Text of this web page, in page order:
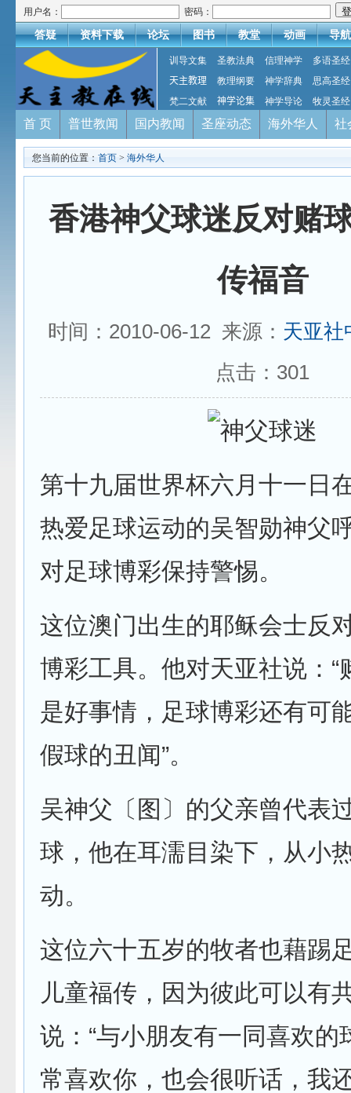
用户名： 密码：
答疑 资料下载 论坛 图书 教堂 动画 导航
训导文集 圣教法典 信理神学
多语圣经
天主教理
教理纲要 神学辞典
思高圣经
梵二文献
神学论集 神学导论 牧灵圣经
首 页 普世教闻 国内教闻 圣座动态 海外华人 社
您当前的位置： 首页 > 海外华人
香港神父球迷反对赌
传福音
时间：2010-06-12 来源： 天亚社
点击： 301
第十九届世界杯六月十一日
热爱足球运动的吴智勋神父
对足球博彩保持警惕。
这位澳门出生的耶稣会士反
博彩工具。他对天亚社说：“
是好事情，足球博彩还有可
假球的丑闻”。
吴神父〔图〕的父亲曾代表
球，他在耳濡目染下，从小
动。
这位六十五岁的牧者也藉踢
儿童福传，因为彼此可以有
说：“与小朋友有一同喜欢的
常喜欢你，也会很听话，我